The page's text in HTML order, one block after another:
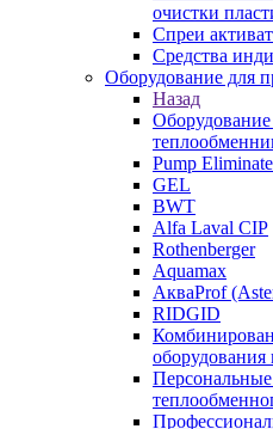
очистки
Спреи
Средства
Оборудование для
Назад
Pump
GEL
BWT
Alfa Laval CIP
Rothenberger
Aquamax
АкваProf
RIDGID